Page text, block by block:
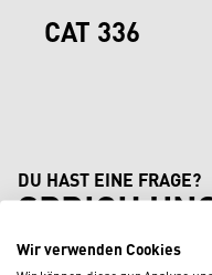
CAT 336
DU HAST EINE FRAGE?
SPRICH
Wir verwenden Cookies